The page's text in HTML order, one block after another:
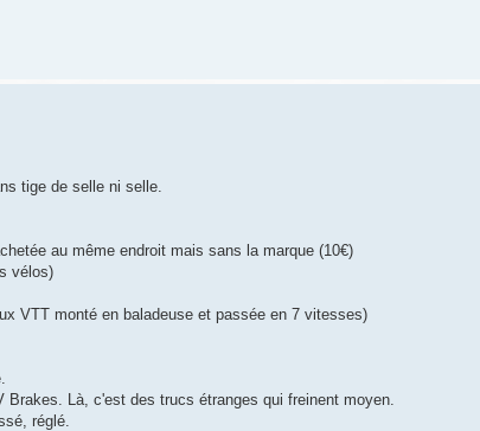
tige de selle ni selle.
au même endroit mais sans la marque (10€)
vélos)
VTT monté en baladeuse et passée en 7 vitesses)
Là, c'est des trucs étranges qui freinent moyen.
réglé.